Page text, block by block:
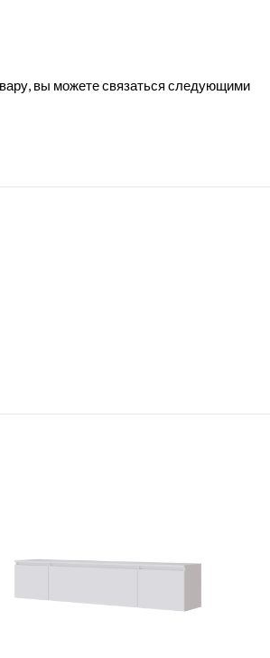
вы можете связаться следующими